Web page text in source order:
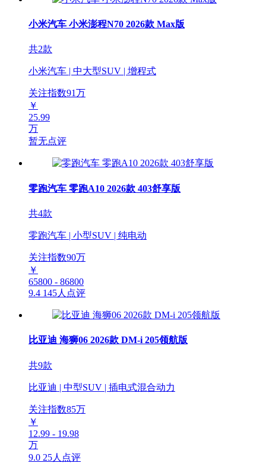
小米汽车 小米澎程N70 2026款 Max版
共2款
小米汽车 | 中大型SUV | 增程式
关注指数91万
￥
25.99
万
暂无点评
零跑汽车 零跑A10 2026款 403舒享版
共4款
零跑汽车 | 小型SUV | 纯电动
关注指数90万
￥
65800 - 86800
9.4 145人点评
比亚迪 海狮06 2026款 DM-i 205领航版
共9款
比亚迪 | 中型SUV | 插电式混合动力
关注指数85万
￥
12.99 - 19.98
万
9.0 25人点评